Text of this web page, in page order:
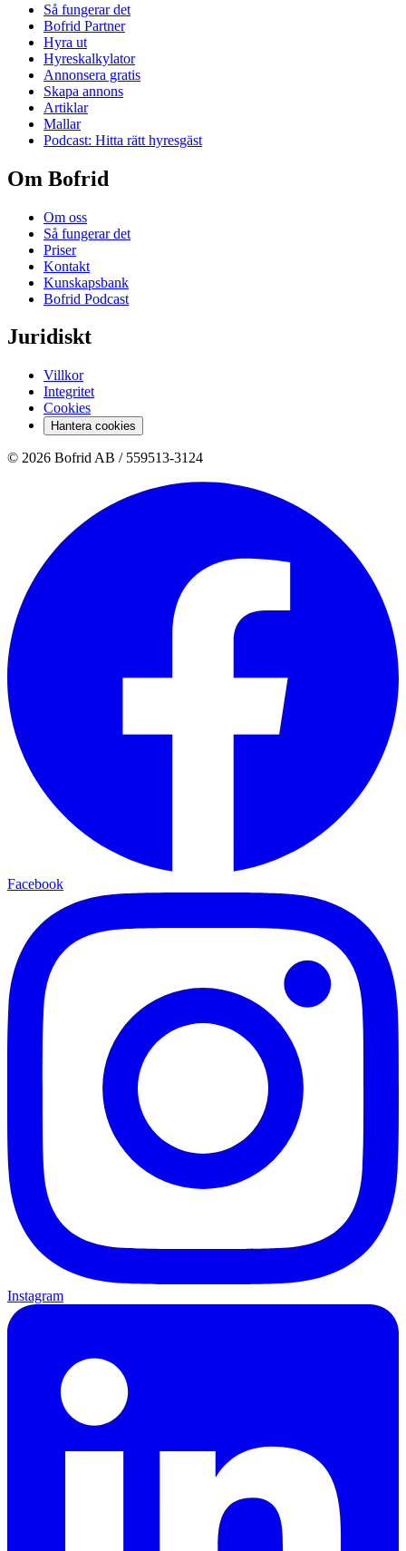
Så fungerar det
Bofrid Partner
Hyra ut
Hyreskalkylator
Annonsera gratis
Skapa annons
Artiklar
Mallar
Podcast: Hitta rätt hyresgäst
Om Bofrid
Om oss
Så fungerar det
Priser
Kontakt
Kunskapsbank
Bofrid Podcast
Juridiskt
Villkor
Integritet
Cookies
Hantera cookies
© 2026 Bofrid AB / 559513-3124
Facebook
Instagram